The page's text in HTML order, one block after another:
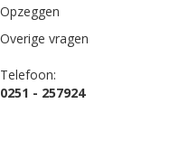
Opzeggen
Overige vragen
Telefoon:
0251 - 257924